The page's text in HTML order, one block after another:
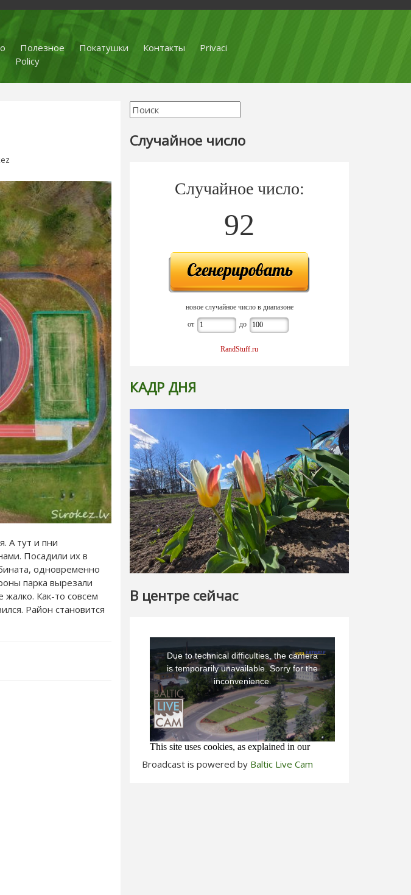
Полезное Покатушки Контакты
Privaci
Policy
А тут и пни
Посадили их в
одновременно
парка вырезали
Как-то совсем
Район становится
Случайное число
Случайное число:
92
новое случайное число в диапазоне
от до
RandStuff.ru
КАДР ДНЯ
В центре сейчас
Broadcast is powered by Baltic Live Cam